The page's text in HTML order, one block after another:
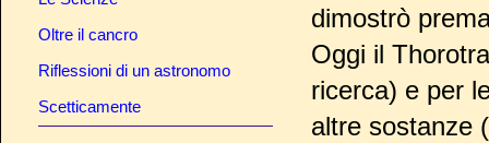
dimostrò
Oggi il
ricerca) e per
altre sostanze
Oltre il cancro
Riflessioni di un astronomo
Scetticamente